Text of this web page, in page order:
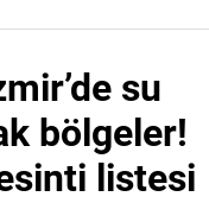
su
bölgeler!
listesi